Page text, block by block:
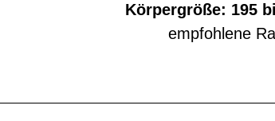
Körpergröße: 195
empfohlene